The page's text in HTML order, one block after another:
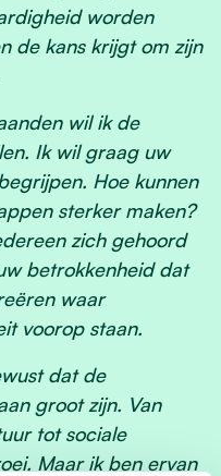
worden
de kans krijgt om zijn
wil ik de
Ik wil graag uw
Hoe kunnen
sterker maken?
zich gehoord
betrokkenheid dat
waar
voorop staan.
dat de
groot zijn. Van
tot sociale
Maar ik ben ervan